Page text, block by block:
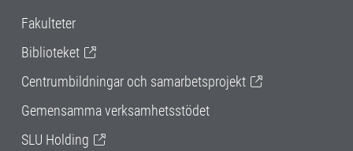
Fakulteter
Biblioteket
Centrumbildningar och samarbetsprojekt
Gemensamma verksamhetsstödet
SLU Holding